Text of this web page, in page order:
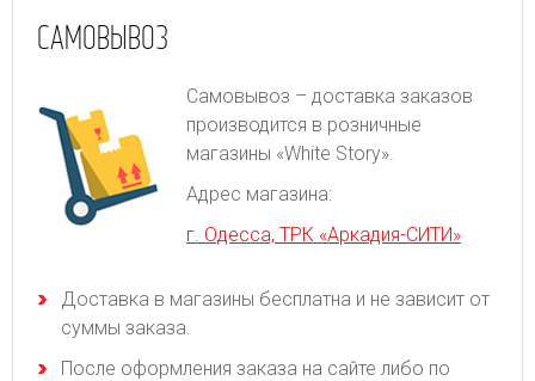
САМОВЫВОЗ
Самовывоз – доставка заказов
производится в розничные
магазины «White Story».
Адрес магазина:
г. Одесса, ТРК «Аркадия-СИТИ»
Доставка в магазины бесплатна и не зависит от
суммы заказа.
После оформления заказа на сайте либо по